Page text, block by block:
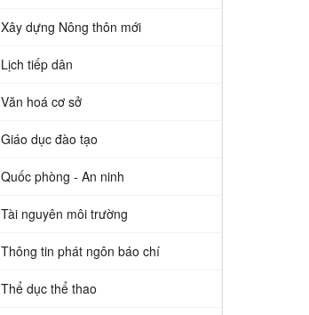
Xây dựng Nông thôn mới
Lịch tiếp dân
Văn hoá cơ sở
Giáo dục đào tạo
Quốc phòng - An ninh
Tài nguyên môi trường
Thông tin phát ngôn báo chí
Thể dục thể thao